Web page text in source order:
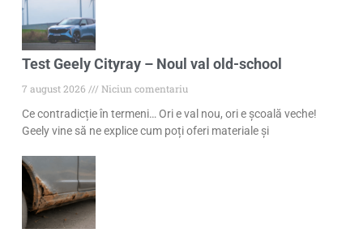
Test Geely Cityray – Noul val old-school
7 august 2026
Niciun comentariu
Ce contradicție în termeni… Ori e val nou, ori e școală veche!
Geely vine să ne explice cum poți oferi materiale și